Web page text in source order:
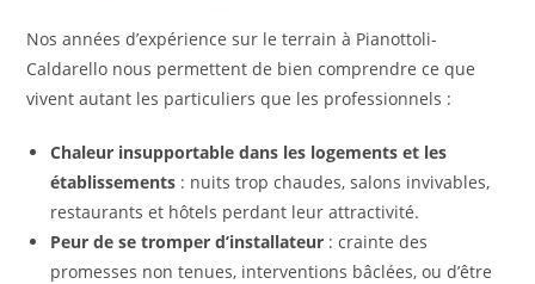
Nos années d’expérience sur le terrain à Pianottoli-
Caldarello nous permettent de bien comprendre ce que
vivent autant les particuliers que les professionnels :
Chaleur insupportable dans les logements et les
établissements : nuits trop chaudes, salons invivables,
restaurants et hôtels perdant leur attractivité.
Peur de se tromper d’installateur : crainte des
promesses non tenues, interventions bâclées, ou d’être